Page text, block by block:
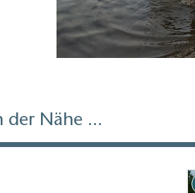
der Nähe ...